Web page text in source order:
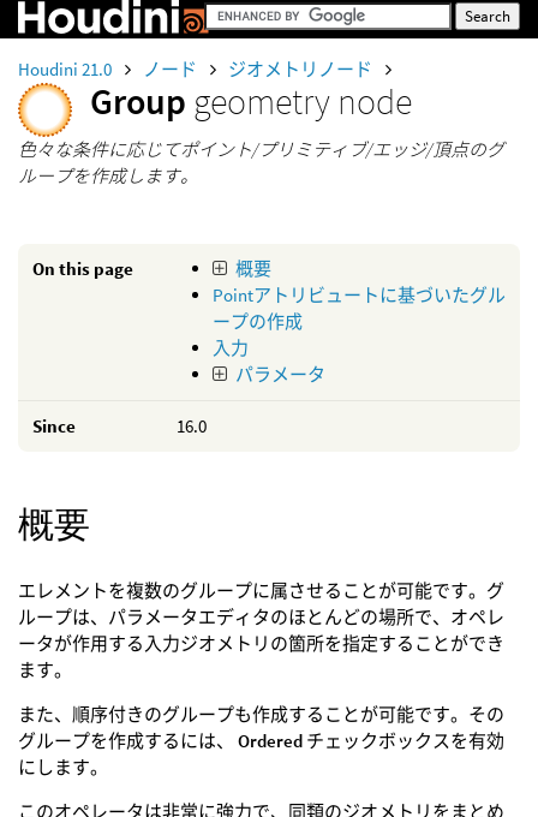
Houdini 21.0 ノード ジオメトリノード
Group geometry node
色々な条件に応じてポイント/プリミティブ/エッジ/頂点のグ
ループを作成します。
On this page
概要
Pointアトリビュートに基づいたグル
ープの作成
入力
パラメータ
Since 16.0
概要
エレメントを複数のグループに属させることが可能です。グ
ループは、パラメータエディタのほとんどの場所で、オペレ
ータが作用する入力ジオメトリの箇所を指定することができ
ます。
また、順序付きのグループも作成することが可能です。その
グループを作成するには、 Ordered チェックボックスを有効
にします。
このオペレータは非常に強力で、同類のジオメトリをまとめ